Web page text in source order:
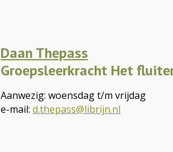
Daan Thepass
Groepsleerkracht Het
Aanwezig: woensdag t/m vrijdag
e-mail: d.thepass@librijn.nl